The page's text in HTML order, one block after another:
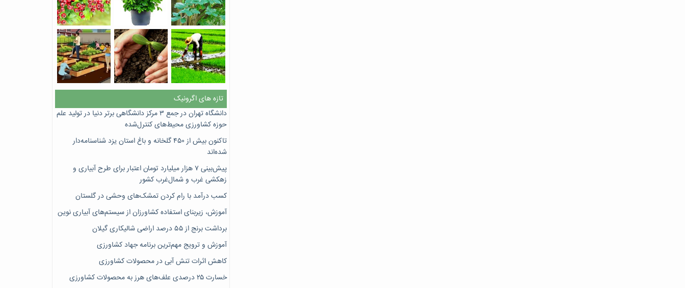
تازه های اگرونیک
دانشگاه تهران در جمع ۳ مرکز دانشگاهی برتر دنیا در تولید علم
حوزه کشاورزی محیط‌های کنترل‌شده
تاکنون بیش از ۴۵۰ گلخانه و باغ استان یزد شناسنامه‌دار
شده‌اند
پیش‌بینی ۷‌ هزار میلیارد تومان اعتبار برای طرح آبیاری و
زهکشی غرب و شمال‌غرب کشور
کسب درآمد با رام کردن تمشک‌های وحشی در گلستان
آموزش، زیربنای استفاده کشاورزان از سیستم‌های آبیاری نوین
برداشت برنج از ۵۵ درصد اراضی شالیکاری گیلان
آموزش و ترویج مهم‌ترین برنامه جهاد کشاورزی
کاهش اثرات تنش آبی در محصولات کشاورزی
خسارت ۲۵ درصدی علف‌های هرز به محصولات کشاورزی